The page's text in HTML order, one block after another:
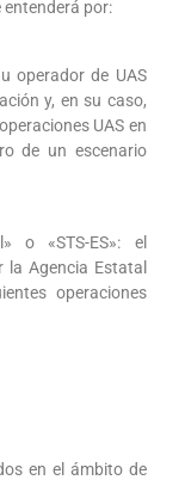
entenderá por:
operador de UAS
y, en su caso,
UAS en
de un escenario
o «STS-ES»: el
Agencia Estatal
operaciones
en el ámbito de